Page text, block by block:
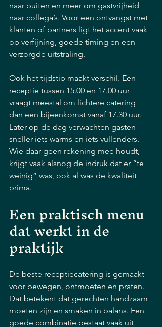
naar buiten en meer om gastvrijheid
naar collega’s. Voor een ontvangst met
klanten of partners ligt het accent vaak
op verfijning, goede timing en een
verzorgde uitstraling.
Ook het tijdstip maakt verschil. Een
receptie tussen 15.00 en 17.00 uur
vraagt meestal om lichtere catering
dan een bijeenkomst vanaf 17.30 uur.
Later op de dag verwachten gasten
sneller iets warms en iets vullenders.
Wie daar geen rekening mee houdt,
krijgt vaak alsnog de indruk dat er “te
weinig” was, ook al was de kwaliteit
prima.
Een praktisch menu
dat werkt in de
praktijk
De beste receptiecatering is gemaakt
voor bewegen, ontmoeten en praten.
Dat betekent dat gerechten handzaam
moeten zijn en smaken in balans. Een
goede combinatie bestaat vaak uit